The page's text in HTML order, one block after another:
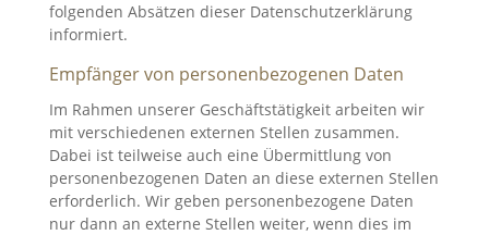
folgenden Absätzen dieser Datenschutzerklärung
informiert.
Empfänger von personenbezogenen Daten
Im Rahmen unserer Geschäftstätigkeit arbeiten wir
mit verschiedenen externen Stellen zusammen.
Dabei ist teilweise auch eine Übermittlung von
personenbezogenen Daten an diese externen Stellen
erforderlich. Wir geben personenbezogene Daten
nur dann an externe Stellen weiter, wenn dies im